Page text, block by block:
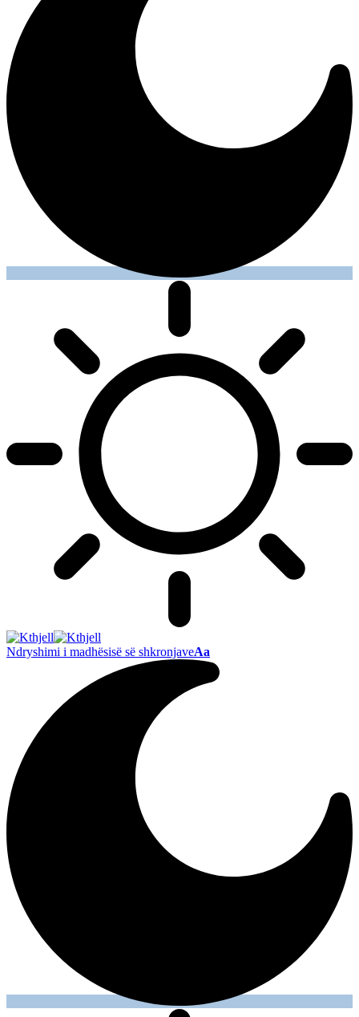
Ndryshimi i madhësisë së shkronjaveAa